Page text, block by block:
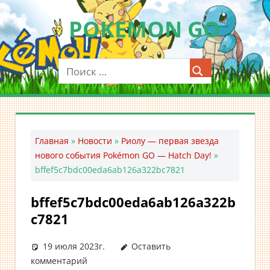
Перейти
к
содержимомуPOKEMON GO
Мобильное
приложение
для
ловли
Главная » Новости » Риолу — первая звезда
нового события Pokémon GO — Hatch Day! »
bffef5c7bdc00eda6ab126a322bc7821
bffef5c7bdc00eda6ab126a322b
c7821
19 июля 2023г.
Оставить
комментарий